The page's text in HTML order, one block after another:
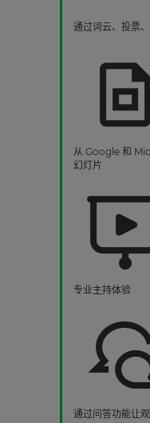
通过词云、投票
从 Google 和
幻灯片
专业主持体验
通过问答功能让